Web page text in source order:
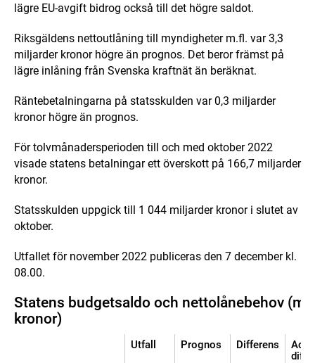
lägre EU-avgift bidrog också till det högre saldot.
Riksgäldens nettoutlåning till myndigheter m.fl. var 3,3
miljarder kronor högre än prognos. Det beror främst på
lägre inlåning från Svenska kraftnät än beräknat.
Räntebetalningarna på statsskulden var 0,3 miljarder
kronor högre än prognos.
För tolvmånadersperioden till och med oktober 2022
visade statens betalningar ett överskott på 166,7 miljarder
kronor.
Statsskulden uppgick till 1 044 miljarder kronor i slutet av
oktober.
Utfallet för november 2022 publiceras den 7 december kl.
08.00.
Statens budgetsaldo och nettolånebehov
kronor)
Utfall Prognos Differens
Ack.
diff.